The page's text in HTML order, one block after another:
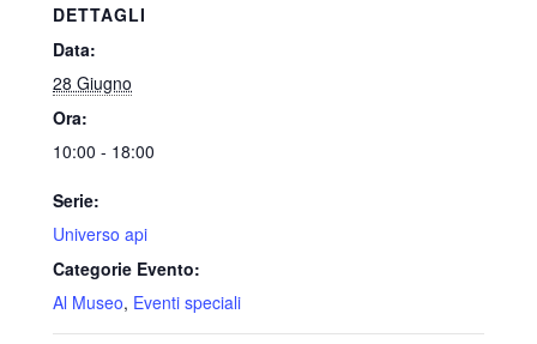
DETTAGLI
Data:
28 Giugno
Ora:
10:00 - 18:00
Serie:
Universo api
Categorie Evento:
Al Museo, Eventi speciali